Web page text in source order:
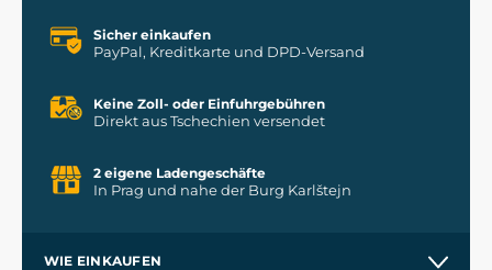
Sicher einkaufen
PayPal, Kreditkarte und DPD-Versand
Keine Zoll- oder Einfuhrgebühren
Direkt aus Tschechien versendet
2 eigene Ladengeschäfte
In Prag und nahe der Burg Karlštejn
WIE EINKAUFEN